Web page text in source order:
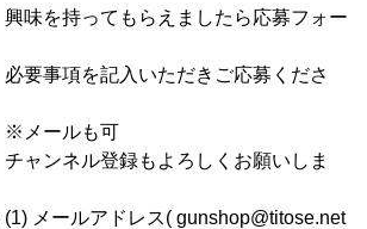
もらえましたら応募フォー
入いただきご応募くださ
も可
録もよろしくお願いしま
ールアドレス( gunshop@titose.net